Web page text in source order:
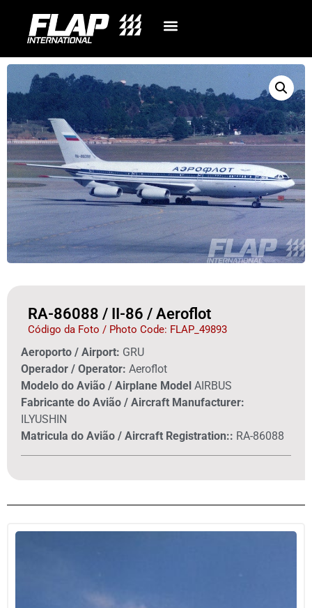
RA-86088 / II-86 / Aeroflot
Código da Foto / Photo Code: FLAP_49893
Aeroporto / Airport: GRU
Operador / Operator: Aeroflot
Modelo do Avião / Airplane Model AIRBUS
Fabricante do Avião / Aircraft Manufacturer:
ILYUSHIN
Matricula do Avião / Aircraft Registration:: RA-86088